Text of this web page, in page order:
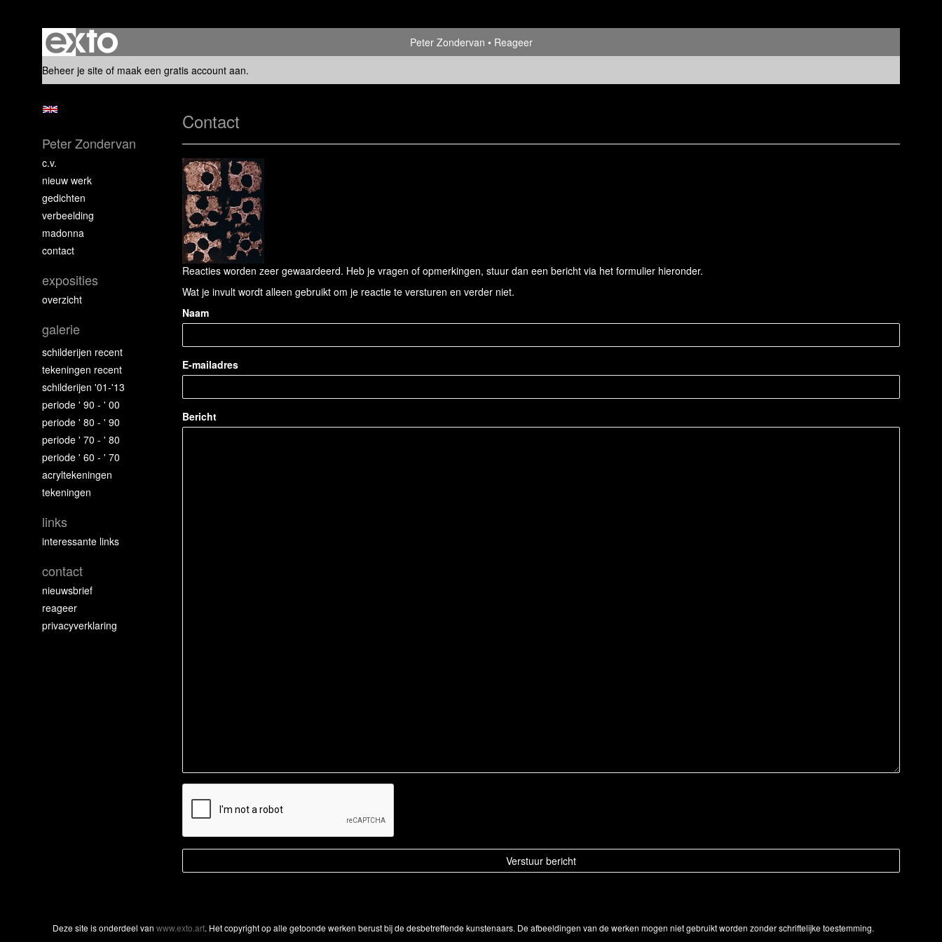
Peter Zondervan
Reageer
Beheer je site of maak een gratis account aan.
Contact
Reacties worden zeer gewaardeerd. Heb je vragen of opmerkingen, stuur dan een bericht via het formulier hieronder.
Wat je invult wordt alleen gebruikt om je reactie te versturen en verder niet.
Naam
E-mailadres
Bericht
Peter Zondervan
c.v.
nieuw werk
gedichten
verbeelding
madonna
contact
exposities
overzicht
galerie
schilderijen recent
tekeningen recent
schilderijen '01-'13
periode ' 90 - ' 00
periode ' 80 - ' 90
periode ' 70 - ' 80
periode ' 60 - ' 70
acryltekeningen
tekeningen
links
interessante links
contact
nieuwsbrief
reageer
privacyverklaring
Deze site is onderdeel van www.exto.art. Het copyright op alle getoonde werken berust bij de desbetreffende kunstenaars. De afbeeldingen van de werken mogen niet gebruikt worden zonder schriftelijke toestemming.